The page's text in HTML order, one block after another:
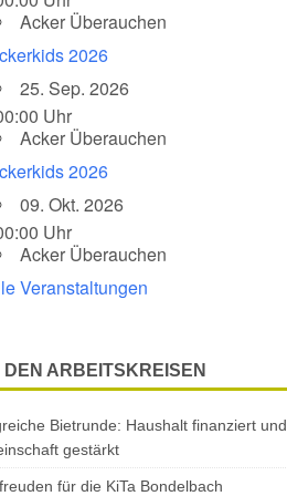
Acker Überauchen
2026
25. Sep. 2026
Uhr
Acker Überauchen
2026
09. Okt. 2026
Uhr
Acker Überauchen
Veranstaltungen
ARBEITSKREISEN
Bietrunde: Haushalt finanziert und
gestärkt
für die KiTa Bondelbach